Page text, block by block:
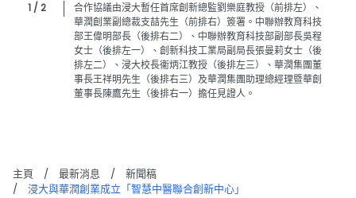
1 / 2
合作協議由浸大暫任首席創新總監劉樂庭教授（前排左）、
華潤創業副總裁支喆先生（前排右）簽署。中聯辦教育科技
部王偉明部長（後排右二）、中聯辦教育科技部副部長吳程
女士（後排左一）、創新科技工業局副局長張曼莉女士（後
排左二）、浸大校長衞炳江教授（後排左三）、華潤集團董
事長王祥明先生（後排右三）及華潤集團助理總經理暨華創
董事長陳鷹先生（後排右一）擔任見證人。
主頁 / 最新消息 /
新聞稿
/
浸大與華潤創業成立「智慧中醫聯合創新中心」